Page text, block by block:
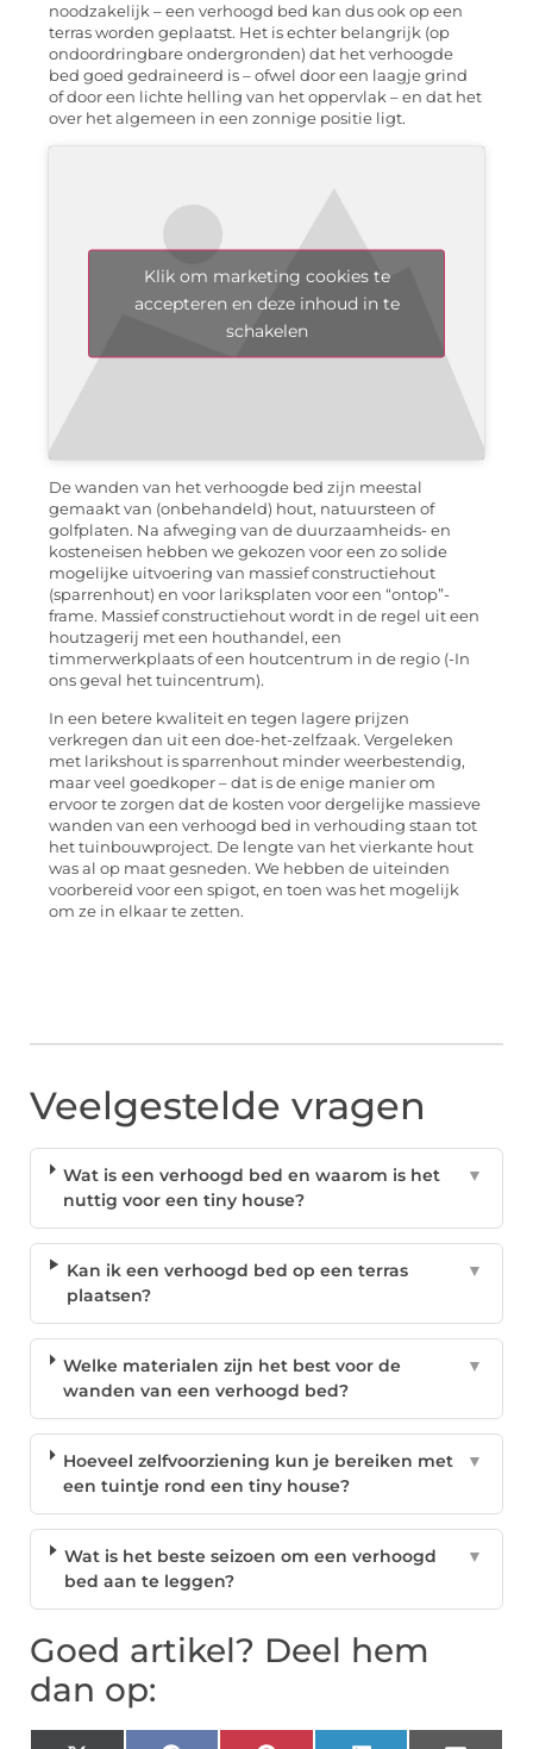
noodzakelijk – een verhoogd bed kan dus ook op een
terras worden geplaatst. Het is echter belangrijk (op
ondoordringbare ondergronden) dat het verhoogde
bed goed gedraineerd is – ofwel door een laagje grind
of door een lichte helling van het oppervlak – en dat het
over het algemeen in een zonnige positie ligt.
Klik om marketing cookies te
accepteren en deze inhoud in te
schakelen
De wanden van het verhoogde bed zijn meestal
gemaakt van (onbehandeld) hout, natuursteen of
golfplaten. Na afweging van de duurzaamheids- en
kosteneisen hebben we gekozen voor een zo solide
mogelijke uitvoering van massief constructiehout
(sparrenhout) en voor lariksplaten voor een “ontop”-
frame. Massief constructiehout wordt in de regel uit een
houtzagerij met een houthandel, een
timmerwerkplaats of een houtcentrum in de regio (-In
ons geval het tuincentrum).
In een betere kwaliteit en tegen lagere prijzen
verkregen dan uit een doe-het-zelfzaak. Vergeleken
met larikshout is sparrenhout minder weerbestendig,
maar veel goedkoper – dat is de enige manier om
ervoor te zorgen dat de kosten voor dergelijke massieve
wanden van een verhoogd bed in verhouding staan tot
het tuinbouwproject. De lengte van het vierkante hout
was al op maat gesneden. We hebben de uiteinden
voorbereid voor een spigot, en toen was het mogelijk
om ze in elkaar te zetten.
Veelgestelde vragen
Wat is een verhoogd bed en waarom is het
nuttig voor een tiny house?
▼
Kan ik een verhoogd bed op een terras
plaatsen?
▼
Welke materialen zijn het best voor de
wanden van een verhoogd bed?
▼
Hoeveel zelfvoorziening kun je bereiken met
een tuintje rond een tiny house?
▼
Wat is het beste seizoen om een verhoogd
bed aan te leggen?
▼
Goed artikel? Deel hem
dan op: